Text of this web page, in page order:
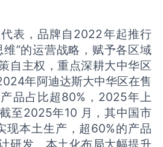
表，品牌自2022年起推行
”的运营战略，赋予各区域
自主权，重点深耕大中华区
年阿迪达斯大中华区在售
品占比超80%，2025年上
至2025年10 月，其中国市
现本土生产，超60%的产品
研发。本土化布局大幅提升